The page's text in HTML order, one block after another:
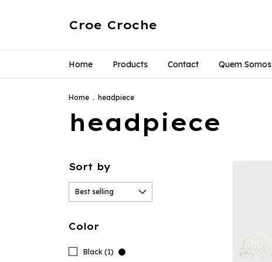
Croe Croche
Home Products Contact Quem Somos
Home . headpiece
headpiece
Sort by
Color
Black (1)